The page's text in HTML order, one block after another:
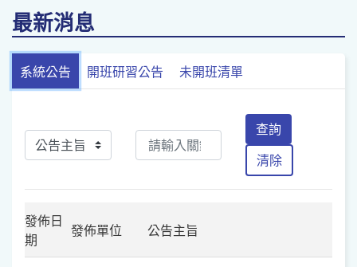
最新消息
系統公告 開班研習公告 未開班清單
查詢
清除
發佈日
期
發佈單位 公告主旨